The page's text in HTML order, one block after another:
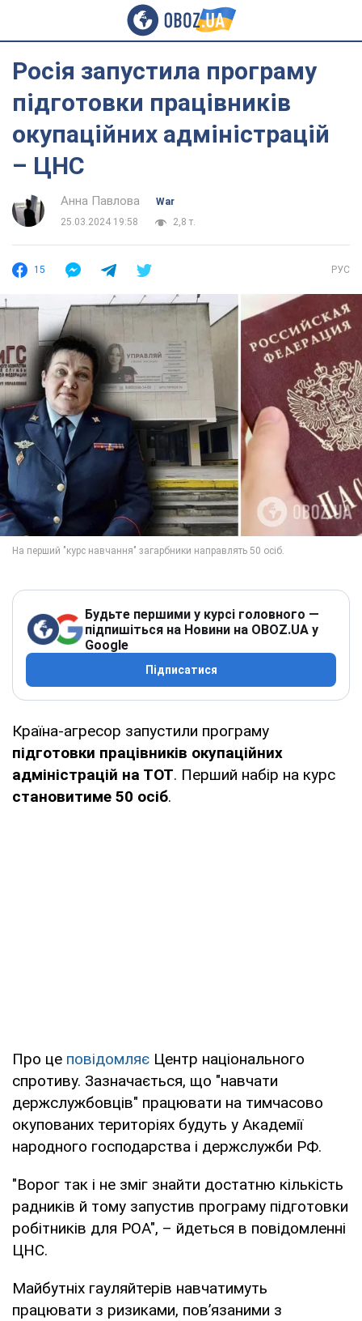
Росія запустила програму
підготовки працівників
окупаційних адміністрацій
– ЦНС
Анна Павлова
War
25.03.2024 19:58
2,8 т.
15 РУС
Будьте першими у курсі головного —
підпишіться на Новини на OBOZ.UA у
Google
Підписатися
Країна-агресор запустили програму
підготовки працівників окупаційних
адміністрацій на ТОТ. Перший набір на курс
становитиме 50 осіб.
Про це повідомляє Центр національного
спротиву. Зазначається, що "навчати
держслужбовців" працювати на тимчасово
окупованих територіях будуть у Академії
народного господарства і держслужби РФ.
"Ворог так і не зміг знайти достатню кількість
радників й тому запустив програму підготовки
робітників для РОА", – йдеться в повідомленні
ЦНС.
Майбутніх гауляйтерів навчатимуть
працювати з ризиками, пов’язаними з